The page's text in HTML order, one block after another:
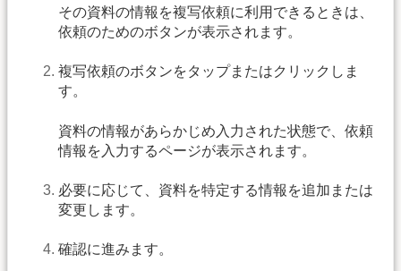
その資料の情報を複写依頼に利用できるときは、
依頼のためのボタンが表示されます。
複写依頼のボタンをタップまたはクリックしま
す。
資料の情報があらかじめ入力された状態で、依頼
情報を入力するページが表示されます。
必要に応じて、資料を特定する情報を追加または
変更します。
確認に進みます。